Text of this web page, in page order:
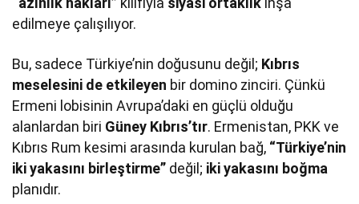
edilmeye çalışılıyor.
Bu, sadece Türkiye’nin doğusunu değil; Kıbrıs
meselesini de etkileyen bir domino zinciri. Çünkü
Ermeni lobisinin Avrupa’daki en güçlü olduğu
alanlardan biri Güney Kıbrıs’tır. Ermenistan, PKK ve
Kıbrıs Rum kesimi arasında kurulan bağ, “Türkiye’nin
iki yakasını birleştirme” değil; iki yakasını boğma
planıdır.